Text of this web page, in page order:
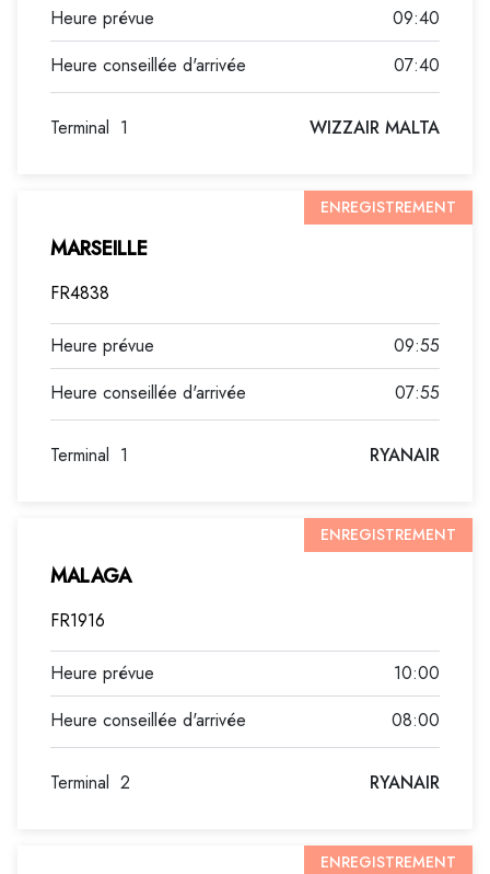
WIZZAIR MALTA
09:40
07:40
Terminal 1
FR4838
RYANAIR
MARSEILLE
ENREGISTREMENT
09:55
07:55
Terminal 1
FR1916
RYANAIR
MALAGA
ENREGISTREMENT
10:00
08:00
Terminal 2
ENREGISTREMENT